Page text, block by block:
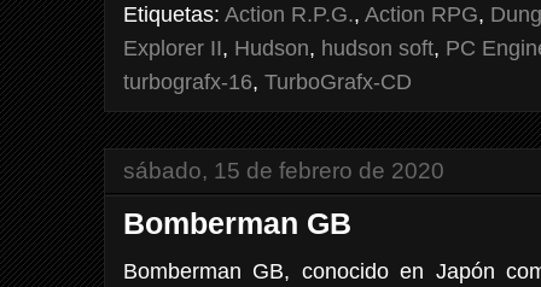
Etiquetas: Action R.P.G., Action RPG,
Explorer II, Hudson, hudson soft, PC
turbografx-16, TurboGrafx-CD
sábado, 15 de febrero de 2020
Bomberman GB
Bomberman GB, conocido en Japón